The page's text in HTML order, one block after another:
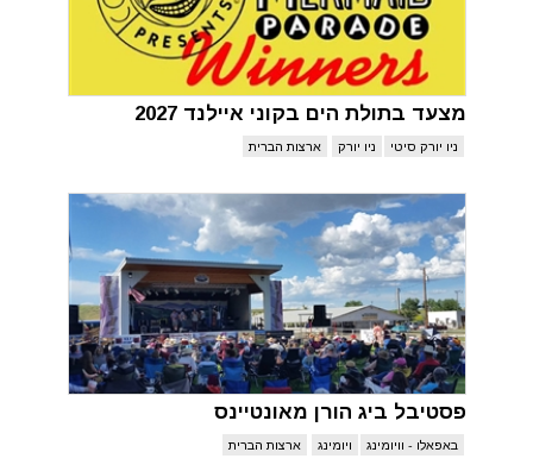
מצעד בתולת הים בקוני איילנד 2027
ניו יורק סיטי ניו יורק ארצות הברית
פסטיבל ביג הורן מאונטיינס
באפאלו - וויומינג ויומינג ארצות הברית